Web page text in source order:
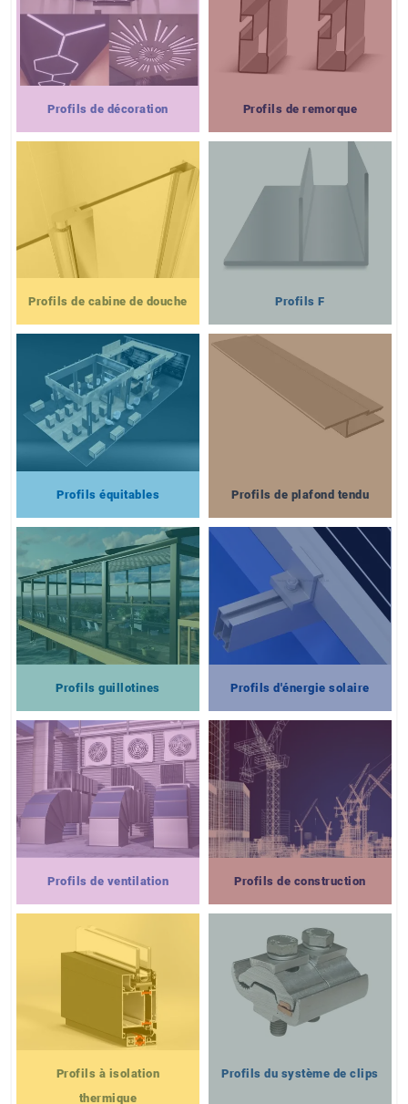
Profils de décoration Profils de remorque
Profils de cabine de douche Profils F
Profils équitables Profils de plafond tendu
Profils guillotines Profils d'énergie solaire
Profils de ventilation Profils de construction
Profils à isolation
thermique
Profils du système de clips